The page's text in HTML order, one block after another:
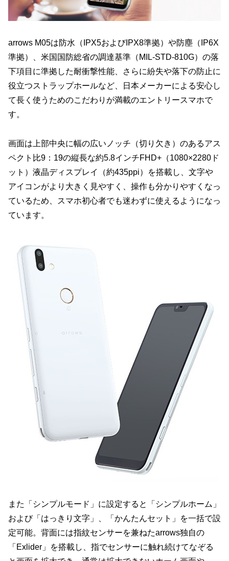
arrows M05は防水（IPX5およびIPX8準拠）や防塵（IP6X
準拠）、米国国防総省の調達基準（MIL-STD-810G）の落
下項目に準拠した耐衝撃性能、さらに紛失や落下の防止に
役立つストラップホールなど、日本メーカーによる安心し
て長く使うためのこだわりが満載のエントリースマホで
す。
画面は上部中央に幅の広いノッチ（切り欠き）のあるアス
ペクト比9：19の縦長な約5.8インチFHD+（1080×2280ド
ット）液晶ディスプレイ（約435ppi）を搭載し、文字や
アイコンがより大きく見やすく、操作も分かりやすくなっ
ているため、スマホ初心者でも迷わずに使えるようになっ
ています。
また「シンプルモード」に設定すると「シンプルホーム」
および「はっきり文字」、「かんたんセット」を一括で設
定可能。背面には指紋センサーを兼ねたarrows独自の
「Exlider」を搭載し、指でセンサーに触れ続けてなぞる